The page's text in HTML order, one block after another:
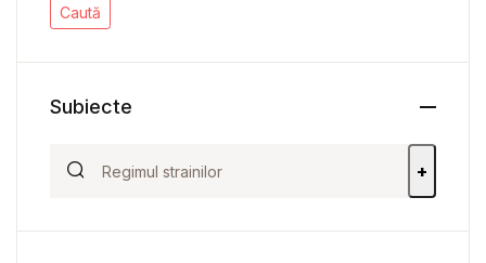
Caută
Subiecte
+